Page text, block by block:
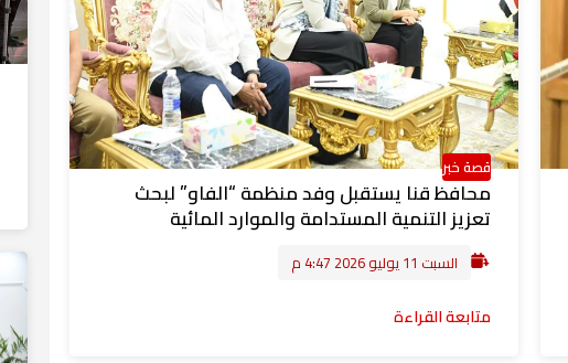
قصة خبر
محافظ قنا يستقبل وفد منظمة “الفاو” لبحث
تعزيز التنمية المستدامة والموارد المائية
السبت 11 يوليو 2026 4:47 م
متابعة القراءة